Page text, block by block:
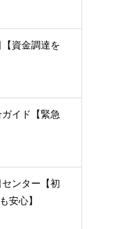
資金調達を
イド【緊急
ンター【初
安心】